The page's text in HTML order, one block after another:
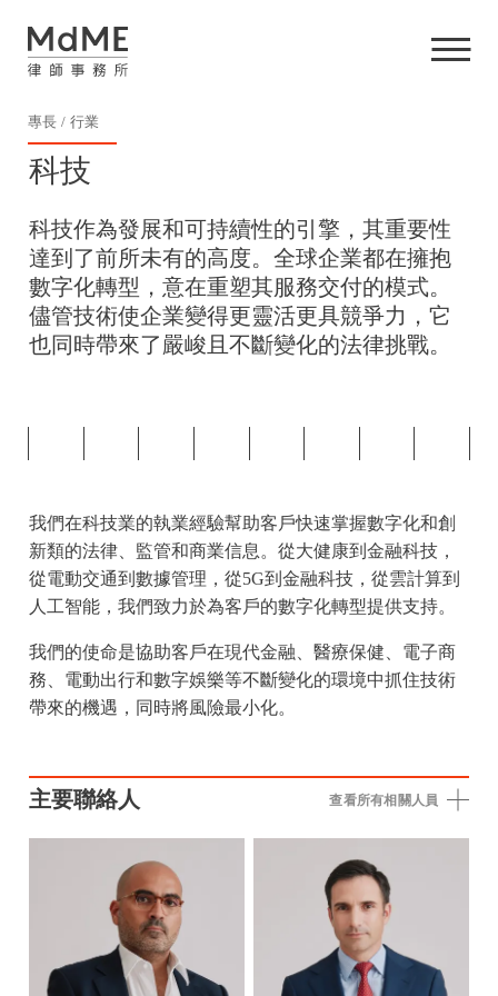
專長 行業
科技
科技作為發展和可持續性的引擎，其重要性
達到了前所未有的高度。全球企業都在擁抱
數字化轉型，意在重塑其服務交付的模式。
儘管技術使企業變得更靈活更具競爭力，它
也同時帶來了嚴峻且不斷變化的法律挑戰。
我們在科技業的執業經驗幫助客戶快速掌握數字化和創
新類的法律、監管和商業信息。從大健康到金融科技，
從電動交通到數據管理，從5G到金融科技，從雲計算到
人工智能，我們致力於為客戶的數字化轉型提供支持。
我們的使命是協助客戶在現代金融、醫療保健、電子商
務、電動出行和數字娛樂等不斷變化的環境中抓住技術
帶來的機遇，同時將風險最小化。
主要聯絡人 查看所有相關人員